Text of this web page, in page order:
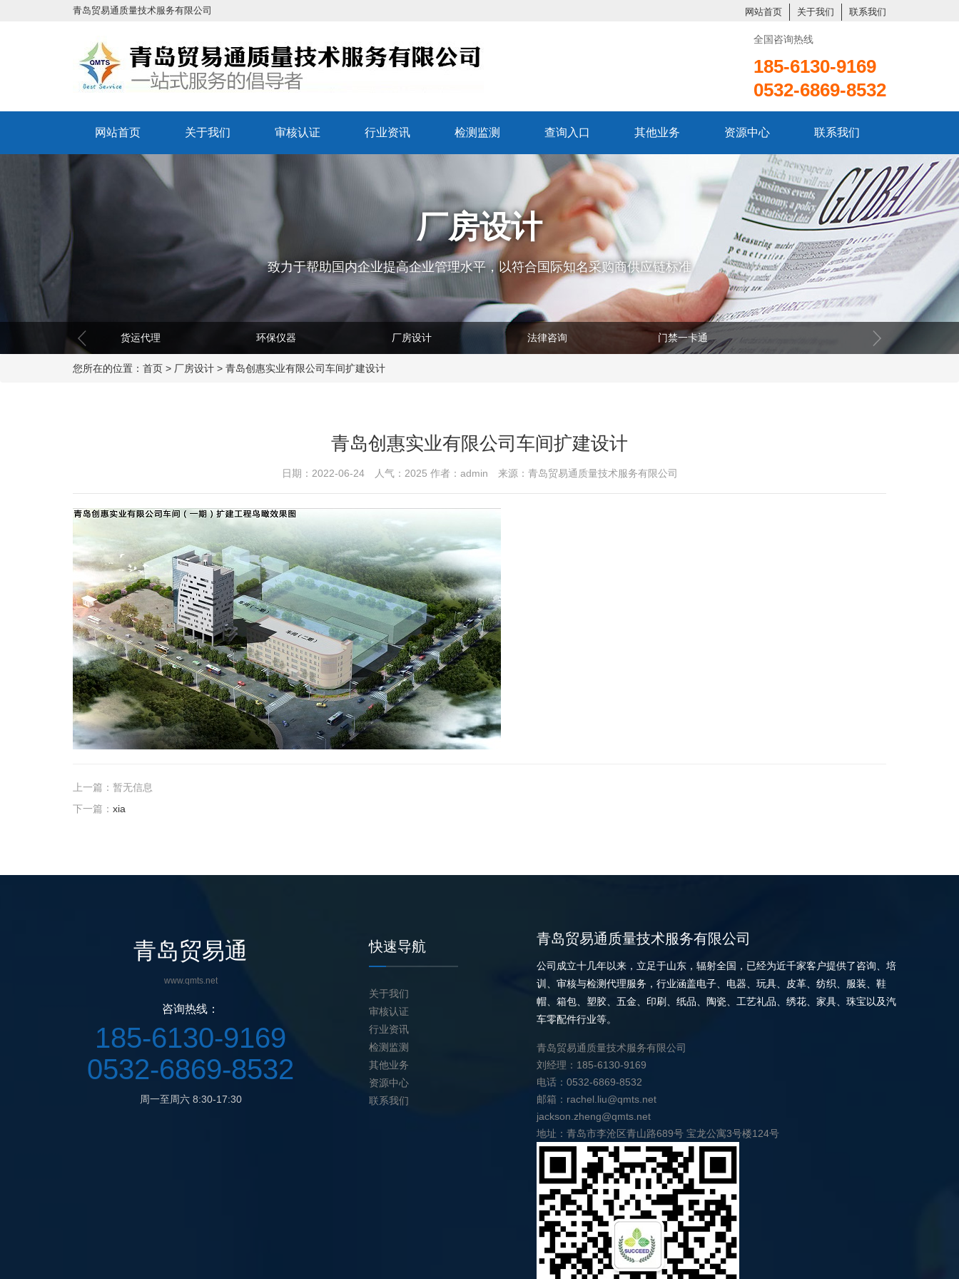
青岛贸易通质量技术服务有限公司 网站首页 关于我们 联系我们
全国咨询热线
185-6130-9169
0532-6869-8532
网站首页 关于我们 审核认证 行业资讯 检测监测 查询入口 其他业务 资源中心 联系我们
厂房设计
致力于帮助国内企业提高企业管理水平，以符合国际知名采购商供应链标准
货运代理 环保仪器 厂房设计 法律咨询 门禁一卡通
您所在的位置： 首页 > 厂房设计 > 青岛创惠实业有限公司车间扩建设计
青岛创惠实业有限公司车间扩建设计
日期：2022-06-24 人气： 2025 作者：admin 来源：青岛贸易通质量技术服务有限公司
上一篇：暂无信息
下一篇： xia
青岛贸易通
www.qmts.net
咨询热线：
185-6130-9169
0532-6869-8532
周一至周六 8:30-17:30
快速导航
关于我们
审核认证
行业资讯
检测监测
其他业务
资源中心
联系我们
青岛贸易通质量技术服务有限公司
公司成立十几年以来，立足于山东，辐射全国，已经为近千家客户提供了咨询、培
训、审核与检测代理服务，行业涵盖电子、电器、玩具、皮革、纺织、服装、鞋
帽、箱包、塑胶、五金、印刷、纸品、陶瓷、工艺礼品、绣花、家具、珠宝以及汽
车零配件行业等。
青岛贸易通质量技术服务有限公司
刘经理：185-6130-9169
电话：0532-6869-8532
邮箱：rachel.liu@qmts.net
jackson.zheng@qmts.net
地址：青岛市李沧区青山路689号 宝龙公寓3号楼124号